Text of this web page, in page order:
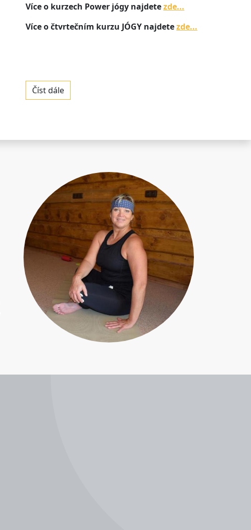
Více o kurzech Power jógy najdetezde...
Více o čtvrtečním kurzu JÓGY najdetezde...
Číst dále